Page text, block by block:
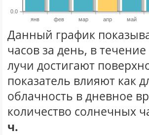
янв фев мар апр май
0.0
Данный график
часов за день, в
лучи достигают
показатель влияют как
облачность в дневное
количество солнечных
ч.